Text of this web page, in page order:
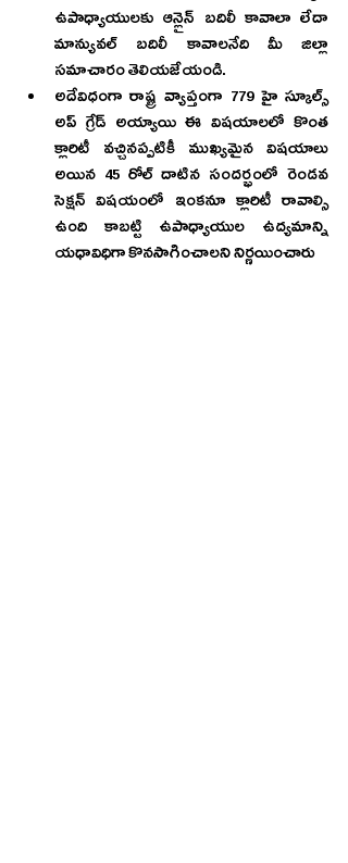
ఉపాధ్యాయులకు ఆన్లైన్ బదిలీ కావాలా లేదా
మాన్యువల్ బదిలీ కావాలనేది మీ జిల్లా
సమాచారం తెలియజేయండి.
అదేవిధంగా రాష్ట్ర వ్యాప్తంగా 779 హై స్కూల్స్
అప్ గ్రేడ్ అయ్యాయి ఈ విషయాలలో కొంత
క్లారిటీ వచ్చినప్పటికీ ముఖ్యమైన విషయాలు
అయిన 45 రోల్ దాటిన సందర్భంలో రెండవ
సెక్షన్ విషయంలో ఇంకనూ క్లారిటీ రావాల్సి
ఉంది కాబట్టి ఉపాధ్యాయుల ఉద్యమాన్ని
యధావిధిగా కొనసాగించాలని నిర్ణయించారు